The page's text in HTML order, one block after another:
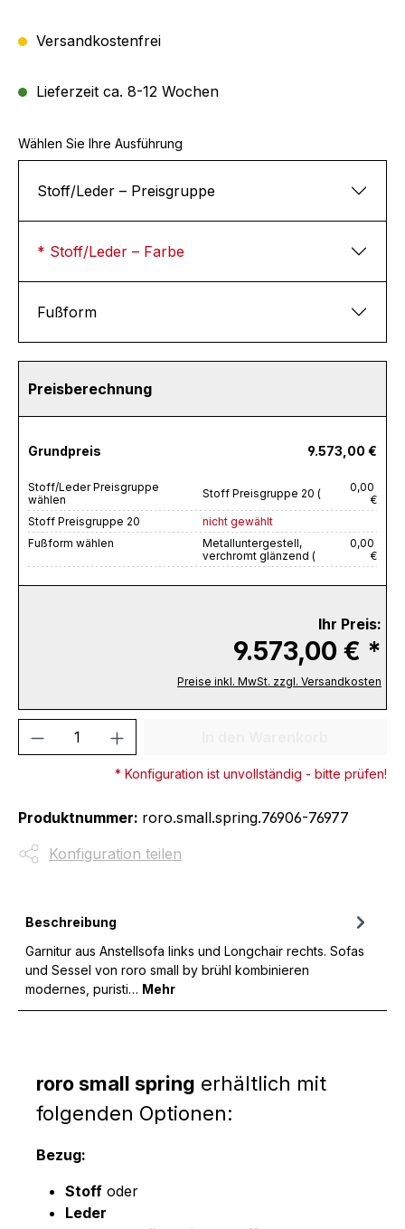
Versandkostenfrei
Lieferzeit ca. 8-12 Wochen
Wählen Sie Ihre Ausführung
Stoff/Leder – Preisgruppe
* Stoff/Leder – Farbe
Fußform
Preisberechnung
Grundpreis 9.573,00 €
Stoff/Leder Preisgruppe
wählen
Stoff Preisgruppe 20 (
0,00
€
Stoff Preisgruppe 20
nicht gewählt
Fußform wählen
Metalluntergestell,
verchromt glänzend (
0,00
€
Ihr Preis:
9.573,00 € *
Preise inkl. MwSt. zzgl. Versandkosten
Produkt Anzahl: Gib den
* Konfiguration ist unvollständig - bitte prüfen!
Produktnummer: roro.small.spring.76906-76977
Konfiguration teilen
Beschreibung
Garnitur aus Anstellsofa links und Longchair rechts. Sofas
und Sessel von roro small by brühl kombinieren
modernes, puristi… Mehr
roro small spring erhältlich mit
folgenden Optionen:
Bezug:
Stoff oder
Leder